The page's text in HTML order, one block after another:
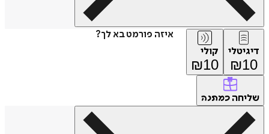
איזה פורמט בא לך?
דיגיטלי
₪10
קולי
₪10
שליחה כמתנה